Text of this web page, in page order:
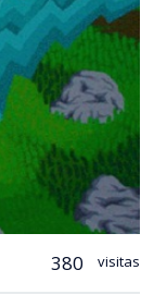
380 visitas